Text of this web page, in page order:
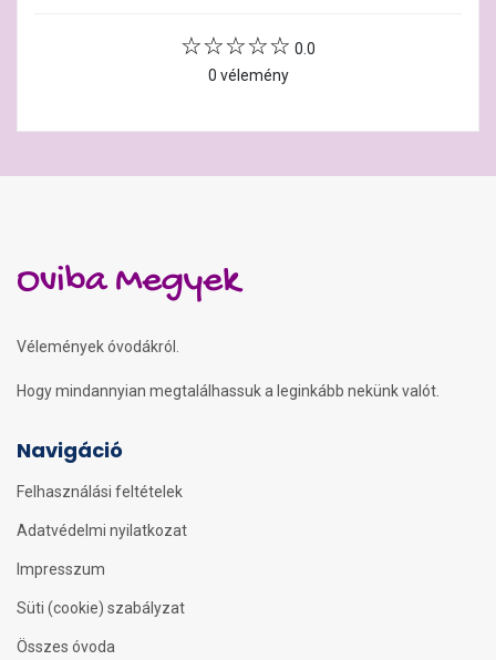
0.0
0 vélemény
Oviba Megyek
Vélemények óvodákról.
Hogy mindannyian megtalálhassuk a leginkább nekünk valót.
Navigáció
Felhasználási feltételek
Adatvédelmi nyilatkozat
Impresszum
Süti (cookie) szabályzat
Összes óvoda